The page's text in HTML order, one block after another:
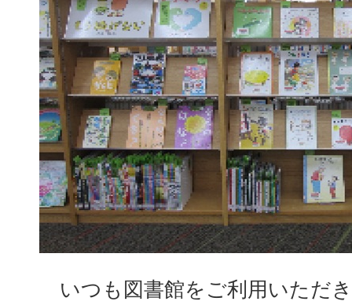
いつも図書館をご利用いただ